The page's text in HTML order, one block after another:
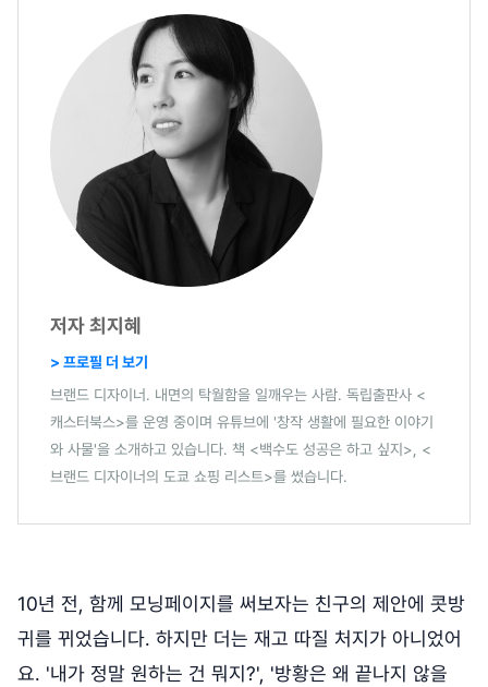
저자 최지혜
> 프로필 더 보기
브랜드 디자이너. 내면의 탁월함을 일깨우는 사람. 독립출판사 <
캐스터북스>를 운영 중이며 유튜브에 '창작 생활에 필요한 이야기
와 사물'을 소개하고 있습니다. 책 <백수도 성공은 하고 싶지>, <
브랜드 디자이너의 도쿄 쇼핑 리스트>를 썼습니다.
10년 전, 함께 모닝페이지를 써보자는 친구의 제안에 콧방
귀를 뀌었습니다. 하지만 더는 재고 따질 처지가 아니었어
요. '내가 정말 원하는 건 뭐지?', '방황은 왜 끝나지 않을